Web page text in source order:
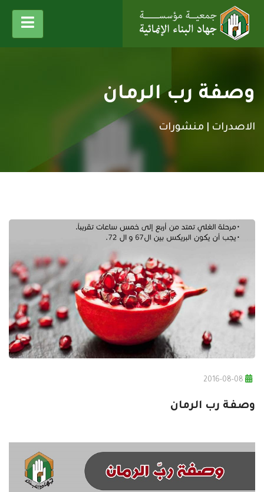
وصفة رب الرمان
الاصدرات | منشورات
وصفة رب الرمان